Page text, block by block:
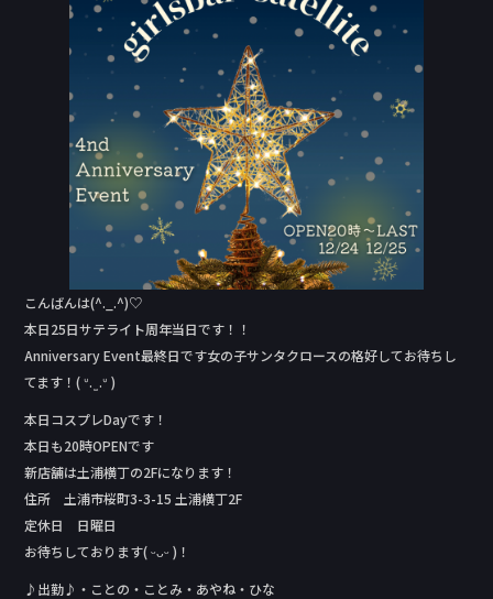
b
o
o
k
こんばんは(^._.^)♡
本日25日サテライト周年当日です！！
Anniversary Event最終日です女の子サンタクロースの格好してお待ちし
てます！( ᐡ. ̫ .ᐡ )
本日コスプレDay‬です！
本日も20時OPENです
新店舗は土浦横丁の2Fになります！
住所 土浦市桜町3-3-15 土浦横丁2F
定休日 日曜日
お待ちしております( ᵕᴗᵕ )！
♪出勤♪・ことの・ことみ・あやね・ひな